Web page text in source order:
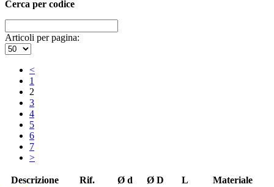
Cerca per codice
Articoli per pagina:
<
1
2
3
4
5
6
7
>
Descrizione Rif. Ø d Ø D L
Materiale